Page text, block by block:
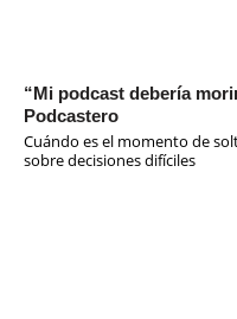
“Mi podcast debería
Podcastero
Cuándo es el momento de
sobre decisiones difíciles